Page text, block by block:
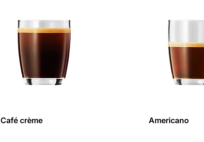
Café crème Americano